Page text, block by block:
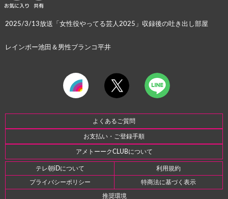
お気に入り 共有
2025/3/13放送「女性役やってる芸人2025」収録後の吐き出し部屋
レインボー池田＆男性ブランコ平井
よくあるご質問
お支払い・ご登録手順
アメトーークCLUBについて
テレ朝iDについて 利用規約
プライバシーポリシー 特商法に基づく表示
推奨環境